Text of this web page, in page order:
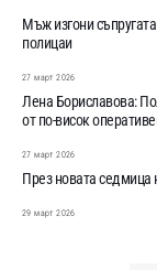
Мъж изгони
полицаи
27 март 2026
Лена Бориславова:
от по-висок
27 март 2026
През новата
29 март 2026